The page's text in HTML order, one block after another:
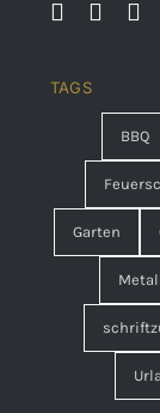
TAGS
BBQ
Garten